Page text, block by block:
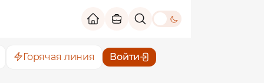
theme switch
Горячая линия Войти